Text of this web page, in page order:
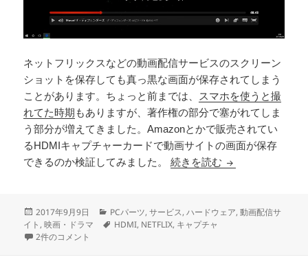
ネットフリックスなどの動画配信サービスのスクリーン
ショットを保存しても真っ黒な画面が保存されてしまう
ことがあります。ちょっと前までは、 スマホを使うと撮
れてた時期 もありますが、著作権の部分で塞がれてしま
う部分が増えてきました。Amazonとかで販売されてい
るHDMIキャプチャーカードで動画サイトの画面が保存
できるのか検証してみました。続きを読む HDMI キャプチ
投
稿
日:
2017年9月9日
カ
テ
PCパーツ,サービス,ハードウェア,動画配信サ
イト ,映画・ドラマ
タ
HDMI, NETFLIX, キャプチャ
HDMI キャプチャカードを使うと動画サイトの画面を保存できるのか（
2件のコメント